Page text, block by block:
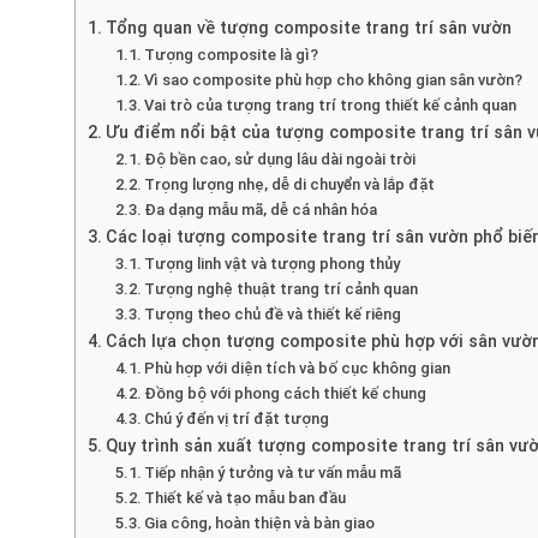
Tổng quan về tượng composite trang trí sân vườn
Tượng composite là gì?
Vì sao composite phù hợp cho không gian sân vườn?
Vai trò của tượng trang trí trong thiết kế cảnh quan
Ưu điểm nổi bật của tượng composite trang trí sân
Độ bền cao, sử dụng lâu dài ngoài trời
Trọng lượng nhẹ, dễ di chuyển và lắp đặt
Đa dạng mẫu mã, dễ cá nhân hóa
Các loại tượng composite trang trí sân vườn phổ
Tượng linh vật và tượng phong thủy
Tượng nghệ thuật trang trí cảnh quan
Tượng theo chủ đề và thiết kế riêng
Cách lựa chọn tượng composite phù hợp với sân
Phù hợp với diện tích và bố cục không gian
Đồng bộ với phong cách thiết kế chung
Chú ý đến vị trí đặt tượng
Quy trình sản xuất tượng composite trang trí sân
Tiếp nhận ý tưởng và tư vấn mẫu mã
Thiết kế và tạo mẫu ban đầu
Gia công, hoàn thiện và bàn giao